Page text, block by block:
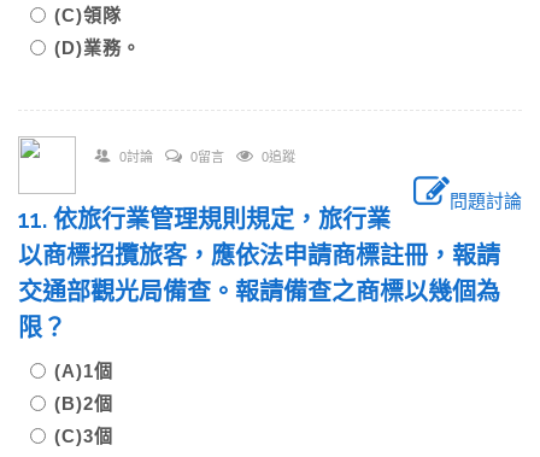
(C)領隊
(D)業務。
0討論 0留言 0追蹤
問題討論
11. 依旅行業管理規則規定，旅行業
以商標招攬旅客，應依法申請商標註冊，報請
交通部觀光局備查。報請備查之商標以幾個為
限？
(A)1個
(B)2個
(C)3個